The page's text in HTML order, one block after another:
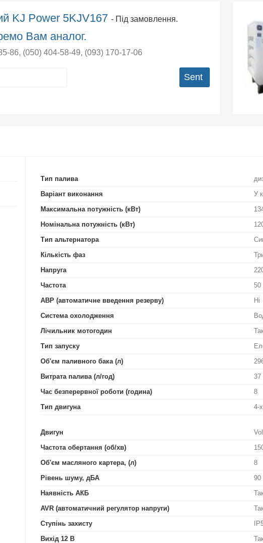
KJ Power 5KJV167- Під замовлення.
Вам аналог.
86, (050) 404-58-49, (093) 170-17-06
Sent
Тип палива
Варіант виконання
У
Максимальна потужність (кВт)
Номінальна потужність (кВт)
Тип альтернатора
Кількість фаз
Напруга
Частота
50
АВР (автоматичне введення резерву)
Ні
Система охолодження
Лічильник мотогодин
Тип запуску
Об'єм паливного бака (л)
Витрата палива (л/год)
37
Час безперервної роботи (година)
8
Тип двигуна
4-
Двигун
Частота обертання (об/хв)
Об'єм масляного картера, (л)
8
Рівень шуму, дБА
90
Наявність АКБ
AVR (автоматичний регулятор напруги)
Ступінь захисту
Вихід 12 В